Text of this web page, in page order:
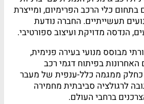
בתחום כלי הרכב הפרימיום, ומייצרת
תעשייתיים. החברה נודעת
הנדסה מדויקת ועיצוב ספורטיבי.
מבוסס מנועי בעירה פנימית,
בפיתוח דגמי רכב
כחלק ממגמה כלל-ענפית של מעבר
לרגולציה סביבתית מחמירה
ברחבי העולם.